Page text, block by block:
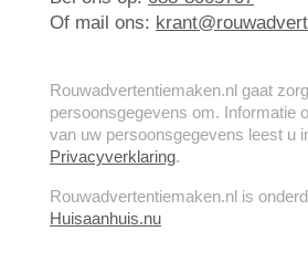
Of mail ons:
Rouwadvertentiemaken.nl gaat
persoonsgegevens om. Informatie
van uw persoonsgegevens leest u
Privacyverklaring.
Rouwadvertentiemaken.nl is
Huisaanhuis.nu